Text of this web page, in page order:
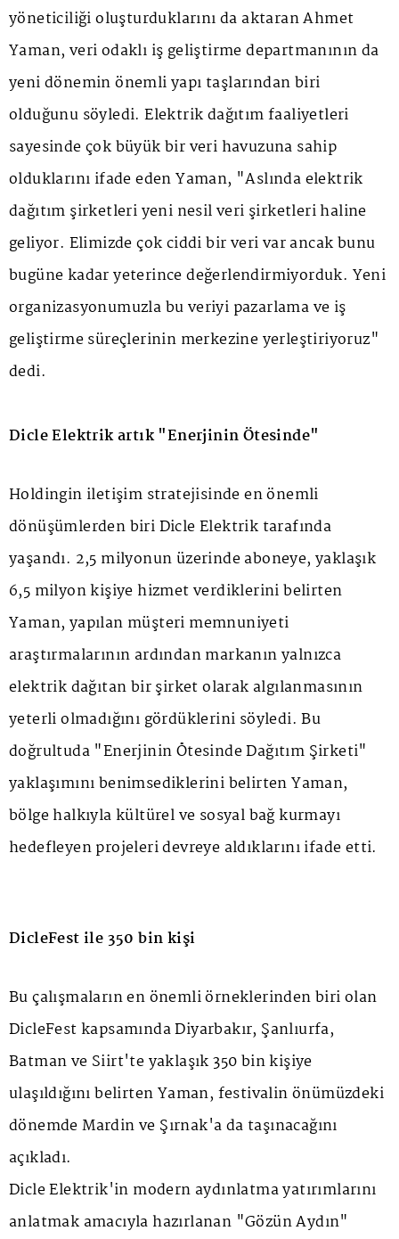
yöneticiliği oluşturduklarını da aktaran Ahmet
Yaman, veri odaklı iş geliştirme departmanının da
yeni dönemin önemli yapı taşlarından biri
olduğunu söyledi. Elektrik dağıtım faaliyetleri
sayesinde çok büyük bir veri havuzuna sahip
olduklarını ifade eden Yaman, "Aslında elektrik
dağıtım şirketleri yeni nesil veri şirketleri haline
geliyor. Elimizde çok ciddi bir veri var ancak bunu
bugüne kadar yeterince değerlendirmiyorduk. Yeni
organizasyonumuzla bu veriyi pazarlama ve iş
geliştirme süreçlerinin merkezine yerleştiriyoruz"
dedi.
Dicle Elektrik artık "Enerjinin Ötesinde"
Holdingin iletişim stratejisinde en önemli
dönüşümlerden biri Dicle Elektrik tarafında
yaşandı. 2,5 milyonun üzerinde aboneye, yaklaşık
6,5 milyon kişiye hizmet verdiklerini belirten
Yaman, yapılan müşteri memnuniyeti
araştırmalarının ardından markanın yalnızca
elektrik dağıtan bir şirket olarak algılanmasının
yeterli olmadığını gördüklerini söyledi. Bu
doğrultuda "Enerjinin Ötesinde Dağıtım Şirketi"
yaklaşımını benimsediklerini belirten Yaman,
bölge halkıyla kültürel ve sosyal bağ kurmayı
hedefleyen projeleri devreye aldıklarını ifade etti.
DicleFest ile 350 bin kişi
Bu çalışmaların en önemli örneklerinden biri olan
DicleFest kapsamında Diyarbakır, Şanlıurfa,
Batman ve Siirt'te yaklaşık 350 bin kişiye
ulaşıldığını belirten Yaman, festivalin önümüzdeki
dönemde Mardin ve Şırnak'a da taşınacağını
açıkladı.
Dicle Elektrik'in modern aydınlatma yatırımlarını
anlatmak amacıyla hazırlanan "Gözün Aydın"